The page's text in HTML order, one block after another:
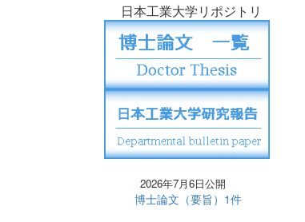
日本工業大学リポジトリ
2026年7月6日公開
博士論文（要旨）1件